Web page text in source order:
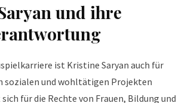
und ihre
ist Kristine Saryan auch für
sozialen und wohltätigen Projekten
für die Rechte von Frauen, Bildung und